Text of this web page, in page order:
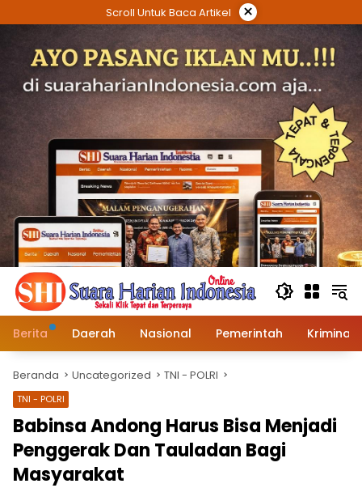
ke
Scroll Untuk Baca Artikel ×
Berita Daerah Nasional Pemerintah Kriminal
Beranda Uncategorized TNI - POLRI
TNI - POLRI
Babinsa Andong Harus Bisa Menjadi
Penggerak Dan Tauladan Bagi
Masyarakat